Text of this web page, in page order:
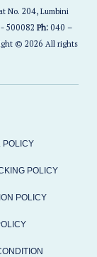
No. 204, Lumbini
500082Ph:040 –
© 2026 All rights
POLICY
POLICY
POLICY